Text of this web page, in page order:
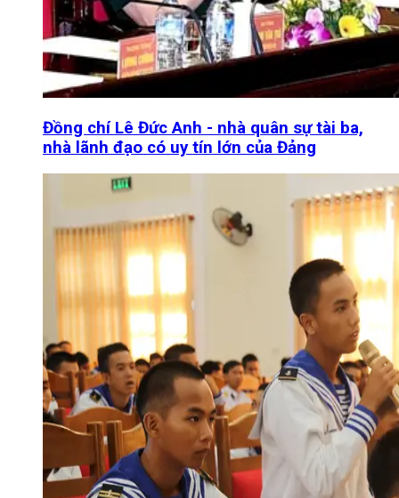
Đồng chí Lê Đức Anh - nhà quân sự tài ba,
nhà lãnh đạo có uy tín lớn của Đảng